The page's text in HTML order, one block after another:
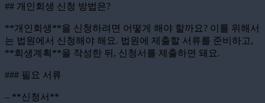
## 개인회생 신청 방법은?
**개인회생**을 신청하려면 어떻게 해야 할까요? 이를 위해서
는 법원에서 신청해야 해요. 법원에 제출할 서류를 준비하고,
**회생계획**을 작성한 뒤, 신청서를 제출하면 돼요.
### 필요 서류
– **신청서**